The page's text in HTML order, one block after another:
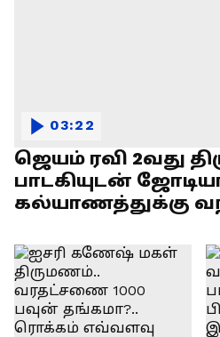
ஜெயம் ரவி 2வது
பாடகியுடன்
கல்யாணத்துக்கு
03:22